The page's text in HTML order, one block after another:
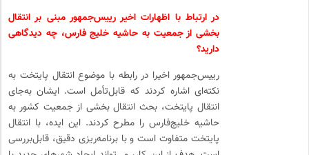
در ارتباط با اظهارات اخیر رییس‌جمهور مبنی بر انتقال
بخشی از جمعیت به حاشیه خلیج فارس، چه دیدگاهی
دارید؟
رییس‌جمهور اخیرا در رابطه با موضوع انتقال پایتخت به
نکته‌ای اشاره کردند که قابل‌تأمل است. ایشان به‌جای
انتقال پایتخت، بحث انتقال بخشی از جمعیت کشور به
حاشیه خلیج‌فارس را مطرح کردند. این ایده، با انتقال
پایتخت متفاوت است و با برنامه‌ریزی دقیق، قابل‌بررسی